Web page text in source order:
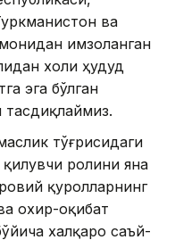
ва
имзоланган
холи ҳудуд
эга бўлган
тўғрисидаги
ролини яна
қуролларнинг
охир-оқибат
халқаро саъй-